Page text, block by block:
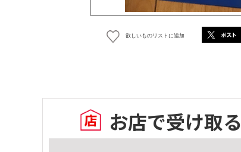
欲しいものリストに追加
お店で受け取る